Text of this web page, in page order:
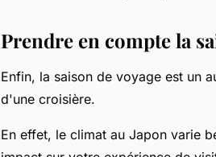
Prendre en compte la
Enfin, la saison de voyage est un
d'une croisière.
En effet, le climat au Japon varie